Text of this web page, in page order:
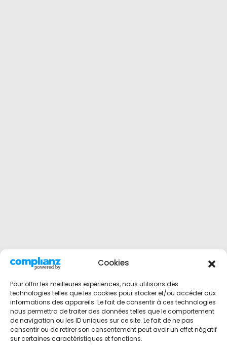
Cookies
Pour offrir les meilleures expériences, nous utilisons des
technologies telles que les cookies pour stocker et/ou accéder aux
informations des appareils. Le fait de consentir à ces technologies
nous permettra de traiter des données telles que le comportement
de navigation ou les ID uniques sur ce site. Le fait de ne pas
consentir ou de retirer son consentement peut avoir un effet négatif
sur certaines caractéristiques et fonctions.